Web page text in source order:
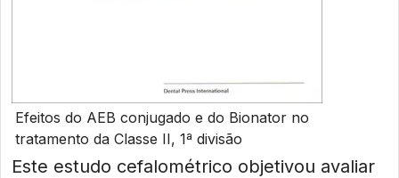
Efeitos do AEB conjugado e do Bionator no
tratamento da Classe II, 1ª divisão
Este estudo cefalométrico objetivou avaliar